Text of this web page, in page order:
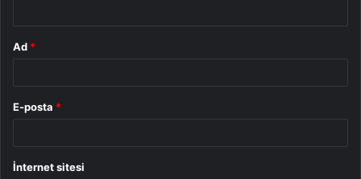
Ad *
E-posta *
İnternet sitesi